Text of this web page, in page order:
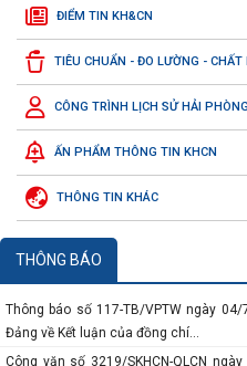
ĐIỂM TIN KH&CN
TIÊU CHUẨN - ĐO LƯỜNG - CHẤT
CÔNG TRÌNH LỊCH SỬ HẢI PHÒNG
ẤN PHẨM THÔNG TIN KHCN
THÔNG TIN KHÁC
THÔNG BÁO
Thông báo số 117-TB/VPTW ngày
Đảng về Kết luận của đồng chí...
Công văn số 3219/SKHCN-QLCN